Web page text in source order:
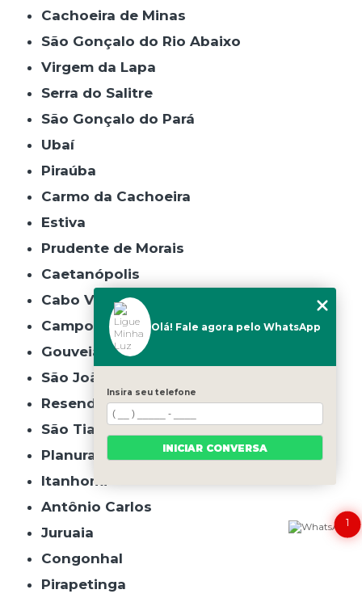
Cachoeira de Minas
São Gonçalo do Rio Abaixo
Virgem da Lapa
Serra do Salitre
São Gonçalo do Pará
Ubaí
Piraúba
Carmo da Cachoeira
Estiva
Prudente de Morais
Caetanópolis
Cabo Verde
Campo do Meio
Gouveia
São João do Manhuaçu
Resende Costa
São Tiago
Planura
Itanhomi
Antônio Carlos
Juruaia
Congonhal
Pirapetinga
1
Olá! Fale agora pelo WhatsApp
Insira seu telefone
INICIAR CONVERSA